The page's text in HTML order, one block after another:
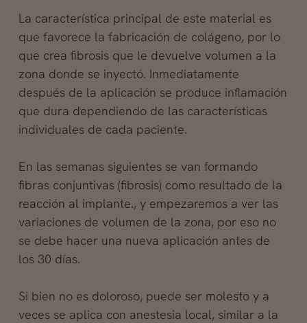
La característica principal de este material es
que favorece la fabricación de colágeno, por lo
que crea fibrosis que le devuelve volumen a la
zona donde se inyectó. Inmediatamente
después de la aplicación se produce inflamación
que dura dependiendo de las características
individuales de cada paciente.
En las semanas siguientes se van formando
fibras conjuntivas (fibrosis) como resultado de la
reacción al implante., y empezaremos a ver las
variaciones de volumen de la zona, por eso no
se debe hacer una nueva aplicación antes de
los 30 días.
Si bien no es doloroso, puede ser molesto y a
veces se aplica con anestesia local, similar a la